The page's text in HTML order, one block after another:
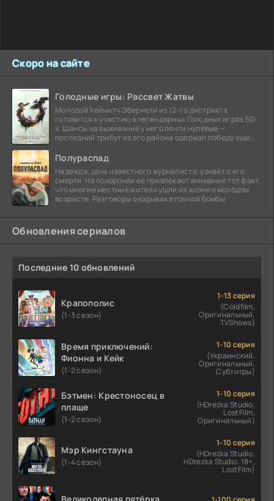
Скоро на сайте
Голодные игры: Рассвет Жатвы
Молодой Хеймитч Эбернети из 12-го дистрикта
готовится к участию в легендарных Голодных играх 50-
х. Шансы на выживание у него почти нулевые —
последний трибут из его района одержал победу еще
Полураспад
Надежда, дочь известного журналиста, узнаёт о его
смерти. На похоронах её привлекает внимание тот факт,
что многие местные жители ушли из жизни в молодом
возрасте. Разговоры о взрывах атомной бомбы
Обновления сериалов
Последние 10 обновлений
Крапополис
(1-3 сезон)
1-13 серия
(Coldfilm,
Оригинальный,
TVShows)
Время приключений:
Фионна и Кейк
(1-2 сезон)
1-10 серия
(Украинский,
Оригинальный,
Субтитры)
Бэтмен: Крестоносец в
плаще
(1-2 сезон)
1-10 серия
(HDrezka Studio,
LostFilm,
Оригинальный)
Мэр Кингстауна
(1-4 сезон)
1-10 серия
(HDrezka Studio,
HDrezka Studio. 18+,
LostFilm)